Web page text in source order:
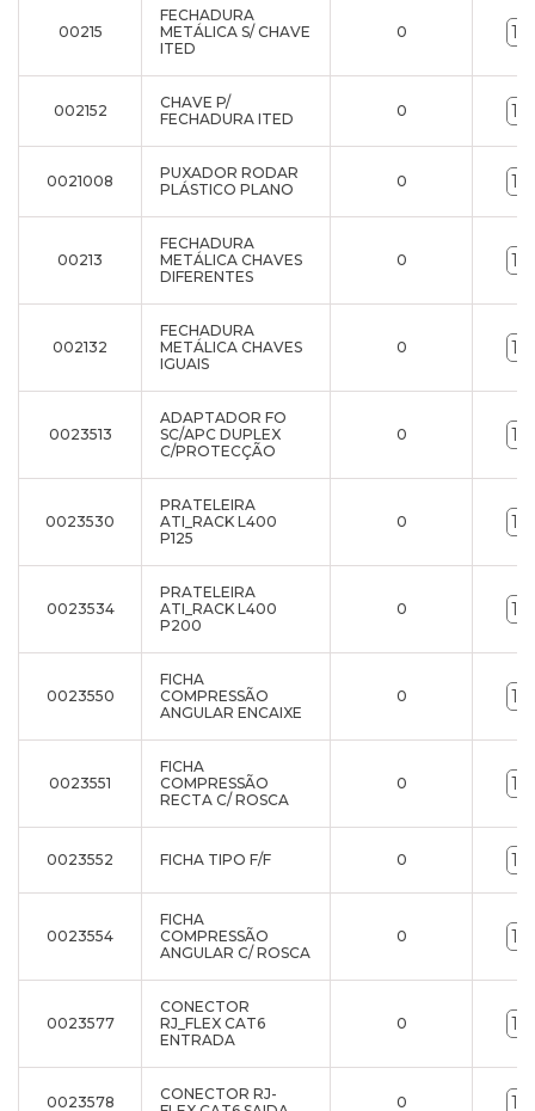
00215
FECHADURA
METÁLICA S/ CHAVE
ITED
0
002152
CHAVE P/
FECHADURA ITED
0
0021008
PUXADOR RODAR
PLÁSTICO PLANO
0
00213
FECHADURA
METÁLICA CHAVES
DIFERENTES
0
002132
FECHADURA
METÁLICA CHAVES
IGUAIS
0
0023513
ADAPTADOR FO
SC/APC DUPLEX
C/PROTECÇÃO
0
0023530
PRATELEIRA
ATI_RACK L400
P125
0
0023534
PRATELEIRA
ATI_RACK L400
P200
0
0023550
FICHA
COMPRESSÃO
ANGULAR ENCAIXE
0
0023551
FICHA
COMPRESSÃO
RECTA C/ ROSCA
0
0023552 FICHA TIPO F/F 0
0023554
FICHA
COMPRESSÃO
ANGULAR C/ ROSCA
0
0023577
CONECTOR
RJ_FLEX CAT6
ENTRADA
0
0023578
CONECTOR RJ-
0